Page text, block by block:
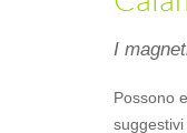
I
Possono